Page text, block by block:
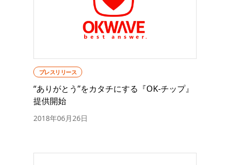
プレスリリース
“ありがとう”をカタチにする『OK-チップ』
提供開始
2018年06月26日